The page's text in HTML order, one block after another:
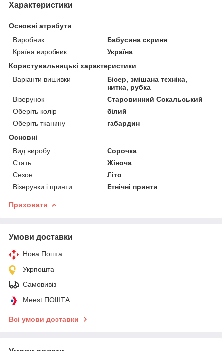
Характеристики
Основні атрибути
Виробник
Бабусина скриня
Країна виробник
Україна
Користувальницькі характеристики
Варіанти вишивки
Бісер, змішана техніка,
нитка, рубка
Візерунок
Старовинний Сокальський
Оберіть колір
білий
Оберіть тканину
габардин
Основні
Вид виробу
Сорочка
Стать
Жіноча
Сезон
Літо
Візерунки і принти
Етнічні принти
Приховати
Умови доставки
Нова Пошта
Укрпошта
Самовивіз
Meest ПОШТА
Всі умови доставки